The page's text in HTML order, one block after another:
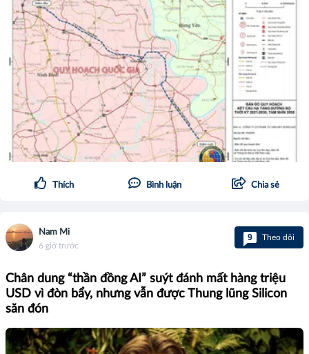
Thích Bình luận Chia sẻ
Nam Mi
6 giờ trước
9 Theo dõi
Chân dung “thần đồng AI” suýt đánh mất hàng triệu
USD vì đòn bẩy, nhưng vẫn được Thung lũng Silicon
săn đón